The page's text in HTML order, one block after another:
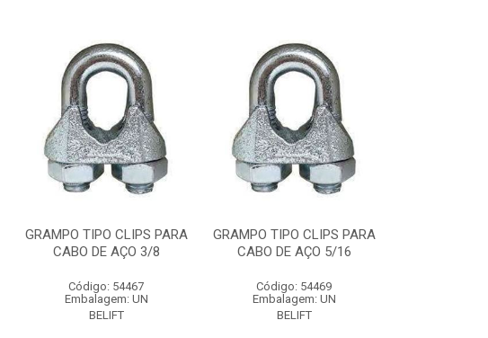
GRAMPO TIPO CLIPS PARA
CABO DE AÇO 3/8
Código: 54467
Embalagem: UN
BELIFT
GRAMPO TIPO CLIPS PARA
CABO DE AÇO 5/16
Código: 54469
Embalagem: UN
BELIFT